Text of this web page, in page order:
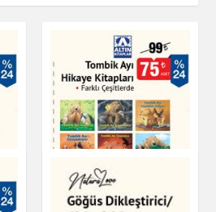
Tombik Ayı Hikaye
Kitapları